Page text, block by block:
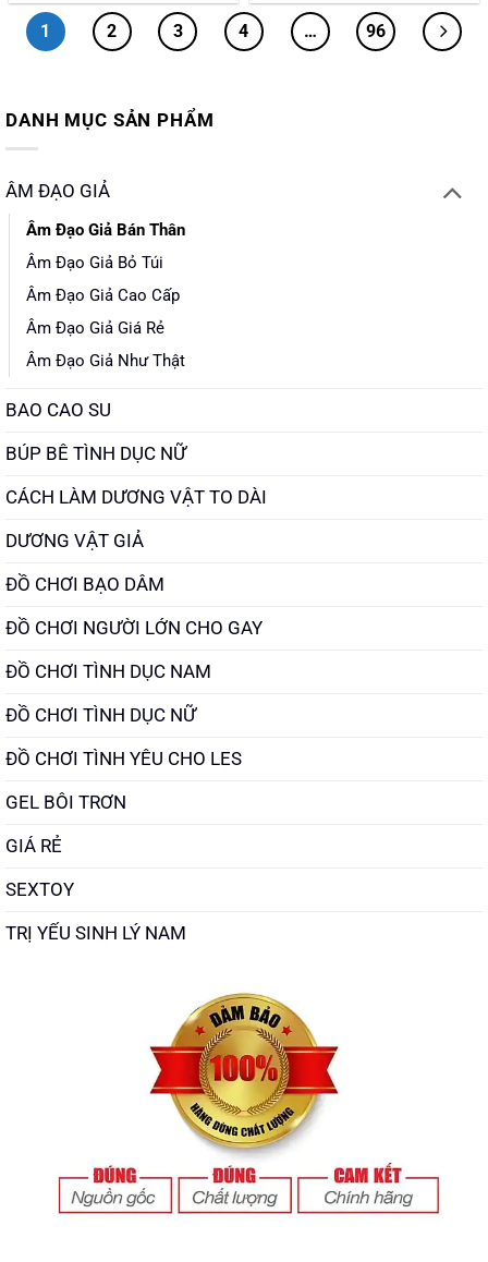
1 2 3 4 … 96
DANH MỤC SẢN PHẨM
ÂM ĐẠO GIẢ
Âm Đạo Giả Bán Thân
Âm Đạo Giả Bỏ Túi
Âm Đạo Giả Cao Cấp
Âm Đạo Giả Giá Rẻ
Âm Đạo Giả Như Thật
BAO CAO SU
BÚP BÊ TÌNH DỤC NỮ
CÁCH LÀM DƯƠNG VẬT TO DÀI
DƯƠNG VẬT GIẢ
ĐỒ CHƠI BẠO DÂM
ĐỒ CHƠI NGƯỜI LỚN CHO GAY
ĐỒ CHƠI TÌNH DỤC NAM
ĐỒ CHƠI TÌNH DỤC NỮ
ĐỒ CHƠI TÌNH YÊU CHO LES
GEL BÔI TRƠN
GIÁ RẺ
SEXTOY
TRỊ YẾU SINH LÝ NAM